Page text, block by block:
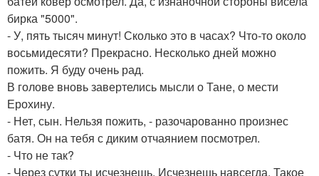
бирка "5000".
- У, пять тысяч минут! Сколько это в часах? Что-то около
восьмидесяти? Прекрасно. Несколько дней можно
пожить. Я буду очень рад.
В голове вновь завертелись мысли о Тане, о мести
Ерохину.
- Нет, сын. Нельзя пожить, - разочарованно произнес
батя. Он на тебя с диким отчаянием посмотрел.
- Что не так?
- Через сутки ты исчезнешь. Исчезнешь навсегда. Такое